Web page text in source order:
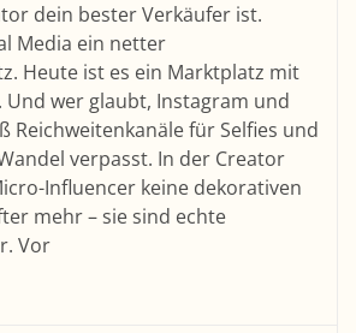
dein bester Verkäufer ist.
Media ein netter
Heute ist es ein Marktplatz mit
Und wer glaubt, Instagram und
Reichweitenkanäle für Selfies und
verpasst. In der Creator
Influencer keine dekorativen
mehr – sie sind echte
Vor